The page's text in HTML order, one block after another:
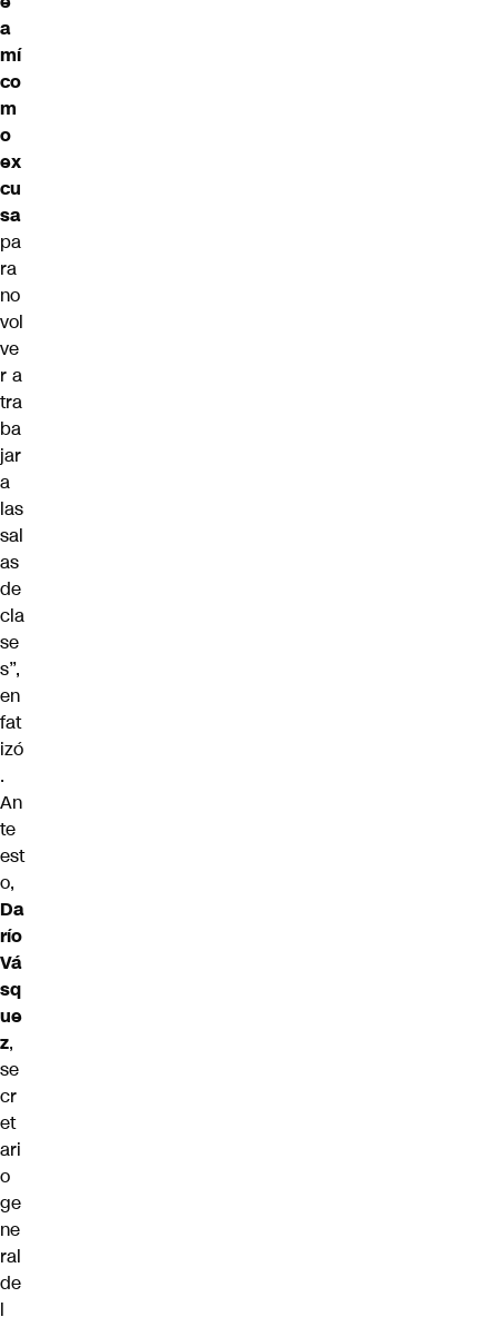
a
mí
co
m
o
ex
cu
sa
pa
ra
no
vol
ve
r a
tra
ba
jar
a
las
sal
as
de
cla
se
s”,
en
fat
izó
.
An
te
est
o,
Da
río
Vá
sq
ue
z,
se
cr
et
ari
o
ge
ne
ral
de
l